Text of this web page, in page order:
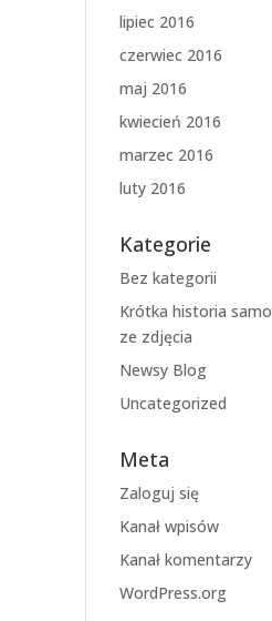
lipiec 2016
czerwiec 2016
maj 2016
kwiecień 2016
marzec 2016
luty 2016
Kategorie
Bez kategorii
Krótka historia
ze zdjęcia
Newsy Blog
Uncategorized
Meta
Zaloguj się
Kanał wpisów
Kanał komentarzy
WordPress.org